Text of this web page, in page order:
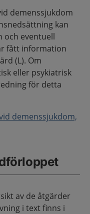
demenssjukdom
kan
och eventuell
fått information
(L). Om
eller psykiatrisk
för detta
demenssjukdom,
av de åtgärder
i text finns i